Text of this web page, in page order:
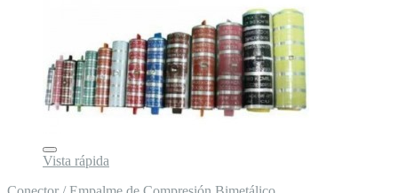
Vista rápida